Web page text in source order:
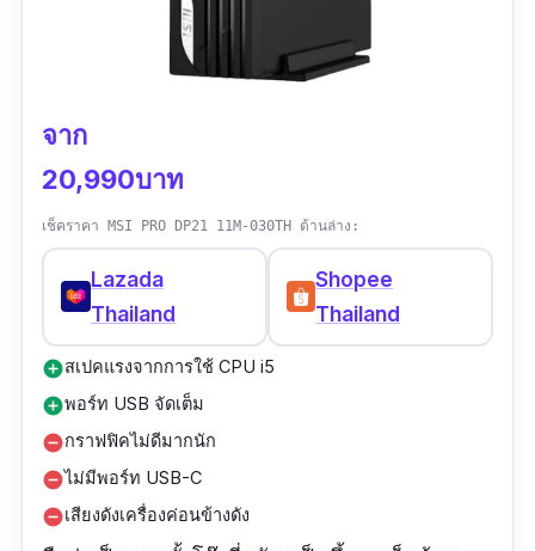
จาก
20,990บาท
เช็คราคา MSI PRO DP21 11M-030TH ด้านล่าง:
Lazada
Thailand
Shopee
Thailand
add_circleสเปคแรงจากการใช้ CPU i5
add_circleพอร์ท USB จัดเต็ม
remove_circleกราฟฟิคไม่ดีมากนัก
remove_circleไม่มีพอร์ท USB-C
remove_circleเสียงดังเครื่องค่อนข้างดัง